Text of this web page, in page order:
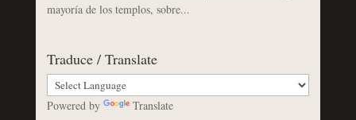
mayoría de los templos, sobre...
Traduce / Translate
Powered by Translate